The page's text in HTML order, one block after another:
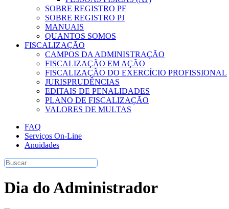
SOBRE REGISTRO PF
SOBRE REGISTRO PJ
MANUAIS
QUANTOS SOMOS
FISCALIZAÇÃO
CAMPOS DA ADMINISTRAÇÃO
FISCALIZAÇÃO EM AÇÃO
FISCALIZAÇÃO DO EXERCÍCIO PROFISSIONAL
JURISPRUDÊNCIAS
EDITAIS DE PENALIDADES
PLANO DE FISCALIZAÇÃO
VALORES DE MULTAS
FAQ
Serviços On-Line
Anuidades
Dia do Administrador